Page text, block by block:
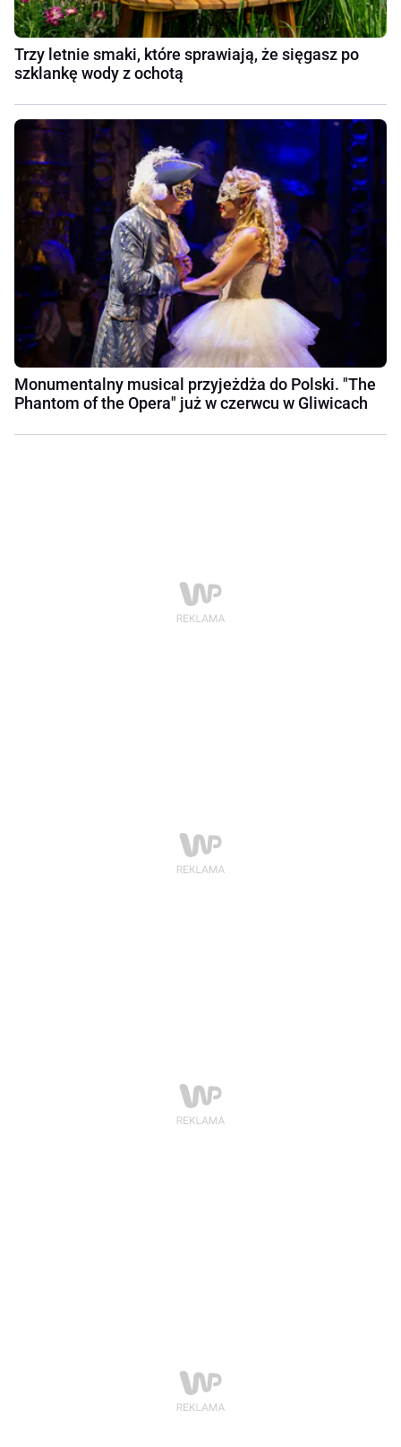
Trzy letnie smaki, które sprawiają, że sięgasz po
szklankę wody z ochotą
Monumentalny musical przyjeżdża do Polski. "The
Phantom of the Opera" już w czerwcu w Gliwicach